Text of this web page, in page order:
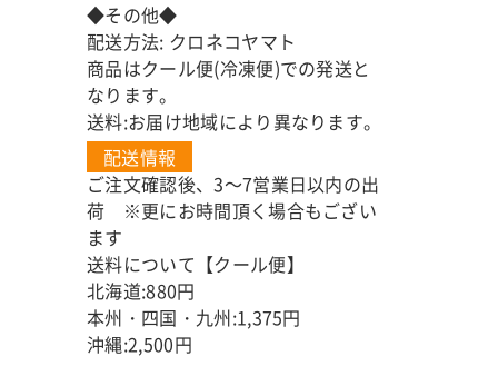
◆その他◆
配送方法: クロネコヤマト
商品はクール便(冷凍便)での発送と
なります。
送料:お届け地域により異なります。
配送情報
ご注文確認後、3～7営業日以内の出
荷 ※更にお時間頂く場合もござい
ます
送料について【クール便】
北海道:880円
本州・四国・九州:1,375円
沖縄:2,500円